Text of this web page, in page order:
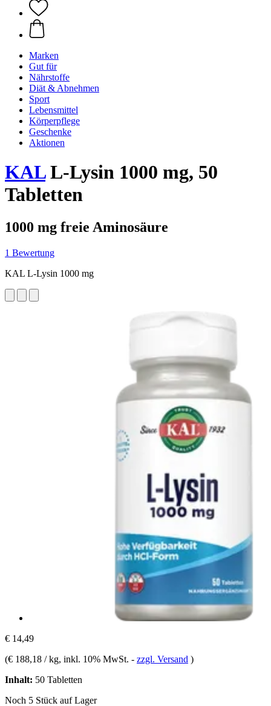
Marken
Gut für
Nährstoffe
Diät & Abnehmen
Sport
Lebensmittel
Körperpflege
Geschenke
Aktionen
KALL-Lysin 1000 mg, 50
Tabletten
1000 mg freie Aminosäure
1 Bewertung
KAL L-Lysin 1000 mg
€ 14,49
(€ 188,18 / kg, inkl. 10% MwSt. - zzgl. Versand )
Inhalt: 50 Tabletten
Noch 5 Stück auf Lager